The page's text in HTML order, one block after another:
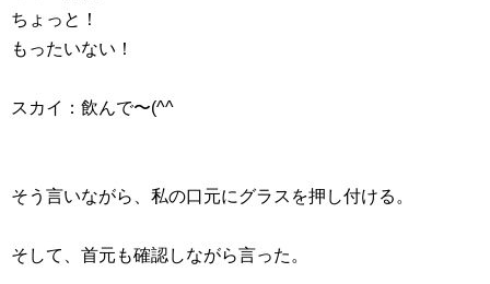
ちょっと！
もったいない！
スカイ：飲んで〜(^^
そう言いながら、私の口元にグラスを押し付ける。
そして、首元も確認しながら言った。